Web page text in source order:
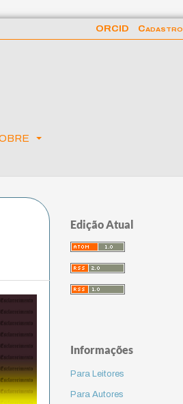
ORCID Cadastro
Edição Atual
Informações
Para Leitores
Para Autores